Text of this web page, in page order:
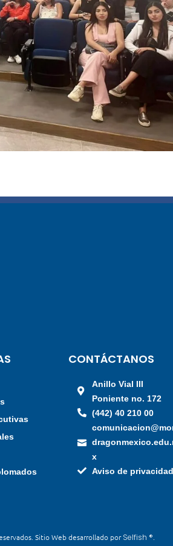
CONTÁCTANOS
Anillo Vial III
Poniente no. 172
(442) 40 210 00
x
Aviso de privacidad
Sitio Web desarrollado porSelfish ®